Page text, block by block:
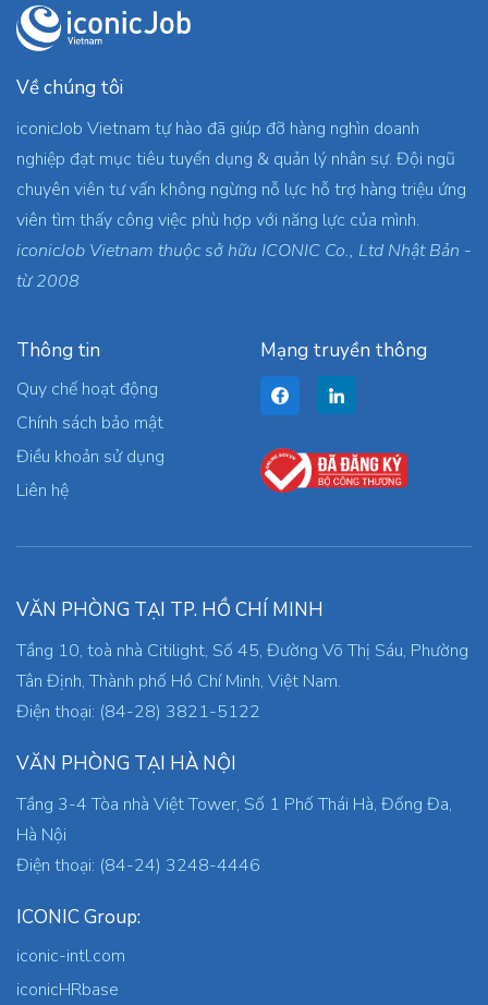
Về chúng tôi
iconicJob Vietnam tự hào đã giúp đỡ hàng nghìn doanh
nghiệp đạt mục tiêu tuyển dụng & quản lý nhân sự. Đội ngũ
chuyên viên tư vấn không ngừng nỗ lực hỗ trợ hàng triệu ứng
viên tìm thấy công việc phù hợp với năng lực của mình.
iconicJob Vietnam thuộc sở hữu ICONIC Co., Ltd Nhật Bản -
từ 2008
Thông tin
Quy chế hoạt động
Chính sách bảo mật
Điều khoản sử dụng
Liên hệ
Mạng truyền thông
VĂN PHÒNG TẠI TP. HỒ CHÍ MINH
Tầng 10, toà nhà Citilight, Số 45, Đường Võ Thị Sáu, Phường
Tân Định, Thành phố Hồ Chí Minh, Việt Nam.
Điện thoại: (84-28) 3821-5122
VĂN PHÒNG TẠI HÀ NỘI
Tầng 3-4 Tòa nhà Việt Tower, Số 1 Phố Thái Hà, Đống Đa,
Hà Nội
Điện thoại: (84-24) 3248-4446
ICONIC Group:
iconic-intl.com
iconicHRbase